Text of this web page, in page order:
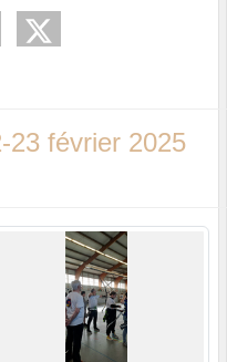
23 février 2025